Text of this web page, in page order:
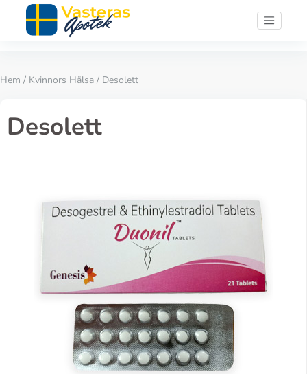
Hem / Kvinnors Hälsa / Desolett
Desolett